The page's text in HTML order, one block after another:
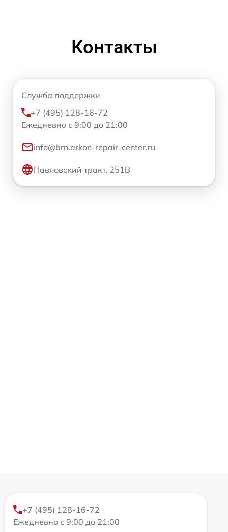
Контакты
Служба поддержки
+7 (495) 128-16-72
Ежедневно с 9:00 до 21:00
info@brn.arkon-repair-center.ru
Павловский тракт, 251В
+7 (495) 128-16-72
Ежедневно с 9:00 до 21:00